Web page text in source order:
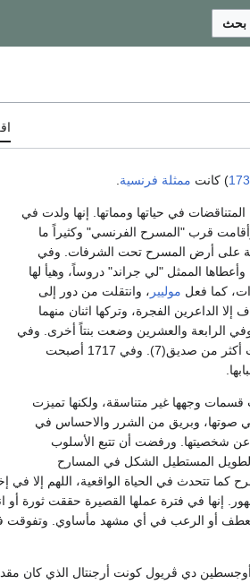
بحث
) كانت ممثلة فرنسية
في حياتها ومماتها. إنها ولدت في
قرب "المسرح الفرنسي" وكثيراً ما
على أرض المسرح تحت الشرفات. وفي
الممثل "لي جراند" دروساً، وهيأ لها
كما فعل موليير ، وانتقلت من دور إلى
الفجرة، وتركها اثنان منهما
الرابعة والعشرين وضعت بنتاً أخرى. وفي
الشاب، وكان لها لبعض الوقت أكثر من صديق(7). وفي 1717 أصبحت
وجهها غير متناسقة، ولكنها تميزت
صوتها، وبريق من الشرر والاحساس في
عن شخصيتها. ورفضت أن تتبع الأسلوب
المستطيل الشكل في المسارح
تتحدث في الحياة الواقعية، اللهم إلا في
إنها في فترة عملها القصيرة حققت ثورة
أو الرعب في أي مشهد مأساوي. وتفوقت
دي ڤريول كونت أرجنتال الذي كان